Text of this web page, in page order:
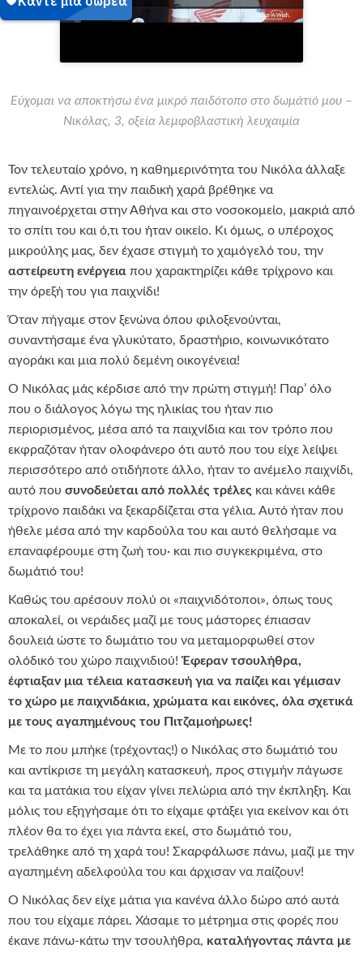
Εύχομαι να αποκτήσω ένα μικρό παιδότοπο στο δωμάτιό μου –
Νικόλας, 3, οξεία λεμφοβλαστική λευχαιμία
Τον τελευταίο χρόνο, η καθημερινότητα του Νικόλα άλλαξε
εντελώς. Αντί για την παιδική χαρά βρέθηκε να
πηγαινοέρχεται στην Αθήνα και στο νοσοκομείο, μακριά από
το σπίτι του και ό,τι του ήταν οικείο. Κι όμως, ο υπέροχος
μικρούλης μας, δεν έχασε στιγμή το χαμόγελό του, την
αστείρευτη ενέργεια που χαρακτηρίζει κάθε τρίχρονο και
την όρεξή του για παιχνίδι!
Όταν πήγαμε στον ξενώνα όπου φιλοξενούνται,
συναντήσαμε ένα γλυκύτατο, δραστήριο, κοινωνικότατο
αγοράκι και μια πολύ δεμένη οικογένεια!
Ο Νικόλας μάς κέρδισε από την πρώτη στιγμή! Παρ’ όλο
που ο διάλογος λόγω της ηλικίας του ήταν πιο
περιορισμένος, μέσα από τα παιχνίδια και τον τρόπο που
εκφραζόταν ήταν ολοφάνερο ότι αυτό που του είχε λείψει
περισσότερο από οτιδήποτε άλλο, ήταν το ανέμελο παιχνίδι,
αυτό που συνοδεύεται από πολλές τρέλες και κάνει κάθε
τρίχρονο παιδάκι να ξεκαρδίζεται στα γέλια. Αυτό ήταν που
ήθελε μέσα από την καρδούλα του και αυτό θελήσαμε να
επαναφέρουμε στη ζωή του· και πιο συγκεκριμένα, στο
δωμάτιό του!
Καθώς του αρέσουν πολύ οι «παιχνιδότοποι», όπως τους
αποκαλεί, οι νεράιδες μαζί με τους μάστορες έπιασαν
δουλειά ώστε το δωμάτιο του να μεταμορφωθεί στον
ολόδικό του χώρο παιχνιδιού! Έφεραν τσουλήθρα,
έφτιαξαν μια τέλεια κατασκευή για να παίζει και γέμισαν
το χώρο με παιχνιδάκια, χρώματα και εικόνες, όλα σχετικά
με τους αγαπημένους του Πιτζαμοήρωες!
Με το που μπήκε (τρέχοντας!) ο Νικόλας στο δωμάτιό του
και αντίκρισε τη μεγάλη κατασκευή, προς στιγμήν πάγωσε
και τα ματάκια του είχαν γίνει πελώρια από την έκπληξη. Και
μόλις του εξηγήσαμε ότι το είχαμε φτάξει για εκείνον και ότι
πλέον θα το έχει για πάντα εκεί, στο δωμάτιό του,
τρελάθηκε από τη χαρά του! Σκαρφάλωσε πάνω, μαζί με την
αγαπημένη αδελφούλα του και άρχισαν να παίζουν!
Ο Νικόλας δεν είχε μάτια για κανένα άλλο δώρο από αυτά
που του είχαμε πάρει. Χάσαμε το μέτρημα στις φορές που
έκανε πάνω-κάτω την τσουλήθρα, καταλήγοντας πάντα με